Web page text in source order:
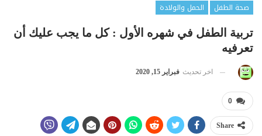
صحة الطفل
الحمل والولادة
تربية الطفل في شهره الأول : كل ما يجب عليك أن
تعرفيه
اخر تحديث فبراير 15, 2020
0
Share